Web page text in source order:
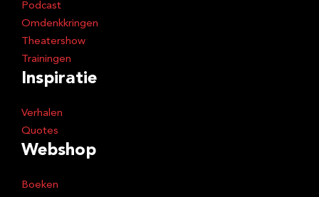
Podcast
Omdenkkringen
Theatershow
Trainingen
Inspiratie
Verhalen
Quotes
Webshop
Boeken